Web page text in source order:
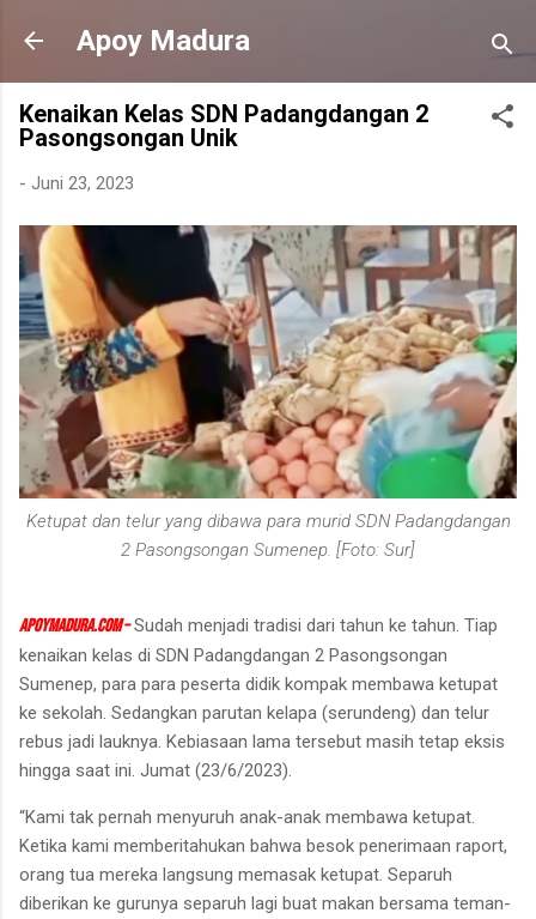
Langsung ke konten utama
Apoy Madura
Kenaikan Kelas SDN Padangdangan 2
Pasongsongan Unik
- Juni 23, 2023
Ketupat dan telur yang dibawa para murid SDN Padangdangan
2 Pasongsongan Sumenep. [Foto: Sur]
apoymadura.com –Sudah menjadi tradisi dari tahun ke tahun. Tiap
kenaikan kelas di SDN Padangdangan 2 Pasongsongan
Sumenep, para para peserta didik kompak membawa ketupat
ke sekolah. Sedangkan parutan kelapa (serundeng) dan telur
rebus jadi lauknya. Kebiasaan lama tersebut masih tetap eksis
hingga saat ini. Jumat (23/6/2023).
“Kami tak pernah menyuruh anak-anak membawa ketupat.
Ketika kami memberitahukan bahwa besok penerimaan raport,
orang tua mereka langsung memasak ketupat. Separuh
diberikan ke gurunya separuh lagi buat makan bersama teman-